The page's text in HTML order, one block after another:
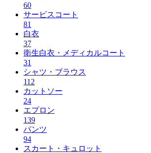
60
サービスコート
81
白衣
37
衛生白衣・メディカルコート
31
シャツ・ブラウス
112
カットソー
24
エプロン
139
パンツ
94
スカート・キュロット